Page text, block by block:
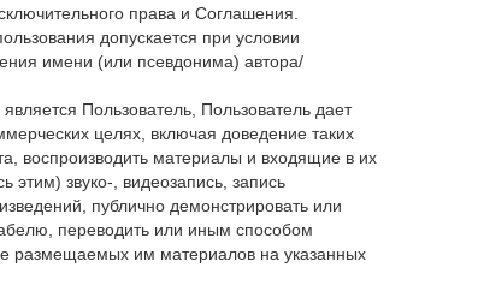
права и Соглашения.
допускается при условии
имени (или псевдонима) автора/
Пользователь, Пользователь дает
целях, включая доведение таких
воспроизводить материалы и входящие в их
звуко-, видеозапись, запись
публично демонстрировать или
переводить или иным способом
размещаемых им материалов на указанных